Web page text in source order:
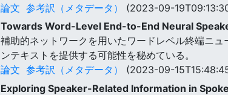
論文 参考訳（メタデータ）
(2023-09-
Towards Word-Level End-to-End Neural
補助的ネットワークを用いたワードレベル終端ニ
ンテキストを提供する可能性を秘めている。
論文 参考訳（メタデータ）
(2023-09-
Exploring Speaker-Related Information in